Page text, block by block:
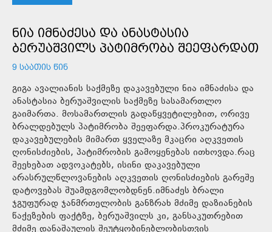
ᲜᲘᲐ ᲘᲛᲜᲐᲫᲔᲡᲐ ᲓᲐ ᲐᲜᲐᲡᲢᲐᲡᲘᲐ
ᲑᲔᲠᲣᲐᲨᲕᲘᲚᲡ ᲞᲐᲢᲘᲛᲠᲝᲑᲐ ᲨᲔᲔᲤᲐᲠᲓᲐᲗ
9 ᲡᲐᲐᲗᲘᲡ ᲬᲘᲜ
გიგა ავალიანის საქმეზე დაკავებული ნია იმნაძისა და
ანასტასია ბერუაშვილის საქმეზე სასამართლო
გაიმართა. მოსამართლის გადაწყვეტილებით, ორივე
ბრალდებულს პატიმრობა შეეფარდა.პროკურატურა
დაკავებულების მიმართ ყველაზე მკაცრი აღკვეთის
ღონისძიების, პატიმრობის გამოყენებას ითხოვდა.რაც
შეეხებათ ადვოკატებს, ისინი დაკავებული
არასრულწლოვანების აღკვეთის ღონისძიების გარეშე
დატოვებას შუამდგომლობდნენ.იმნაძეს ბრალი
ჯგუფურად ჯანმრთელობის განზრახ მძიმე დაზიანების
წაქეზების ფაქტზე, ბერუაშვილს კი, განსაკუთრებით
მძიმე დანაშაულის შეუტყობინებლობისთვის